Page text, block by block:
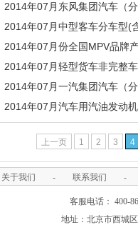
2014年07月东风集团汽车（
2014年07月中型客车分车型(
2014年07月份全国MPV品牌
2014年07月轻型货车非完整
2014年07月一汽集团汽车（
2014年07月汽车用汽油发动
上一页 1 2 3 4
关于我们 - 联系我们 -
客服电话： 400-
地址：北京市西城